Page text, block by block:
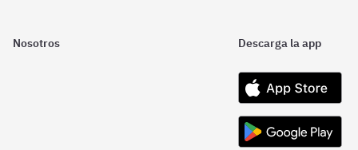
Nosotros Descarga la app